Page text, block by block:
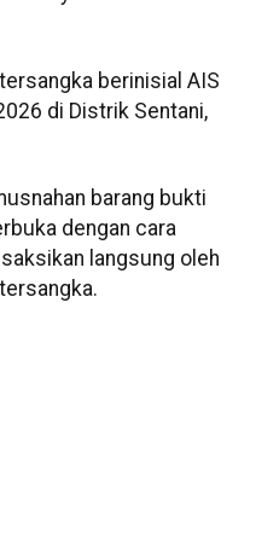
berinisial AIS
di Distrik Sentani,
barang bukti
dengan cara
langsung oleh